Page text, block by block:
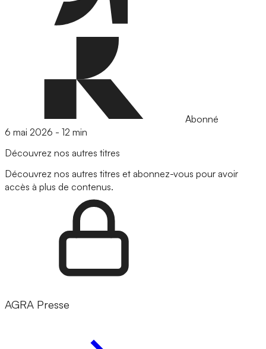
Abonné
6 mai 2026 - 12 min
Découvrez nos autres titres
Découvrez nos autres titres et abonnez-vous pour avoir
accès à plus de contenus.
AGRA Presse